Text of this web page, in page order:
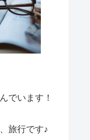
でいます！
旅行です♪